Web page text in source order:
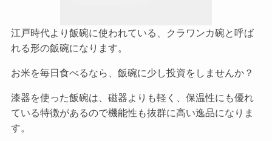
江戸時代より飯碗に使われている、クラワンカ碗と呼ば
れる形の飯碗になります。
お米を毎日食べるなら、飯碗に少し投資をしませんか？
漆器を使った飯碗は、磁器よりも軽く、保温性にも優れ
ている特徴があるので機能性も抜群に高い逸品になりま
す。